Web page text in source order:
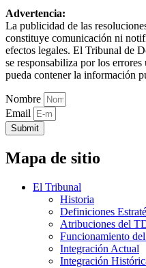
Advertencia:
La publicidad de las
constituye comunicación ni
efectos legales. El Tribunal de
se responsabiliza por los
pueda contener la información
Nombre
Email
Submit
Mapa de sitio
El Tribunal
Historia
Definiciones
Atribuciones del
Funcionamiento
Integración Actual
Integración